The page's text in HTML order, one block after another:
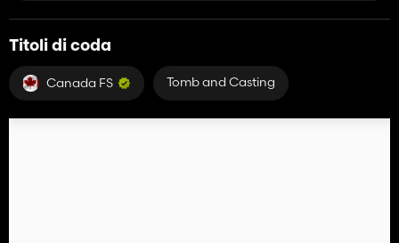
Titoli di coda
Canada FS Tomb and Casting